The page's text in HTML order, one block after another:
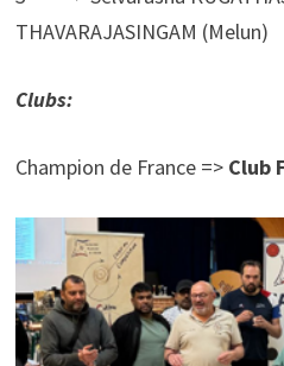
THAVARAJASINGAM (Melun)
Clubs:
Champion de France => Club